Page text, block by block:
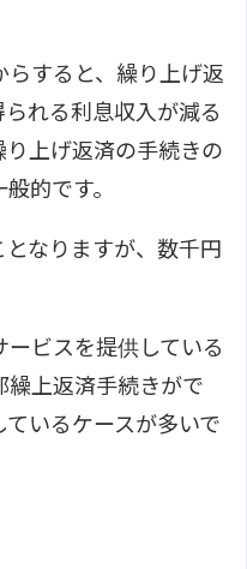
らすると、繰り上げ返
れる利息収入が減る
上げ返済の手続きの
的です。
なりますが、数千円
ビスを提供している
繰上返済手続きがで
いるケースが多いで